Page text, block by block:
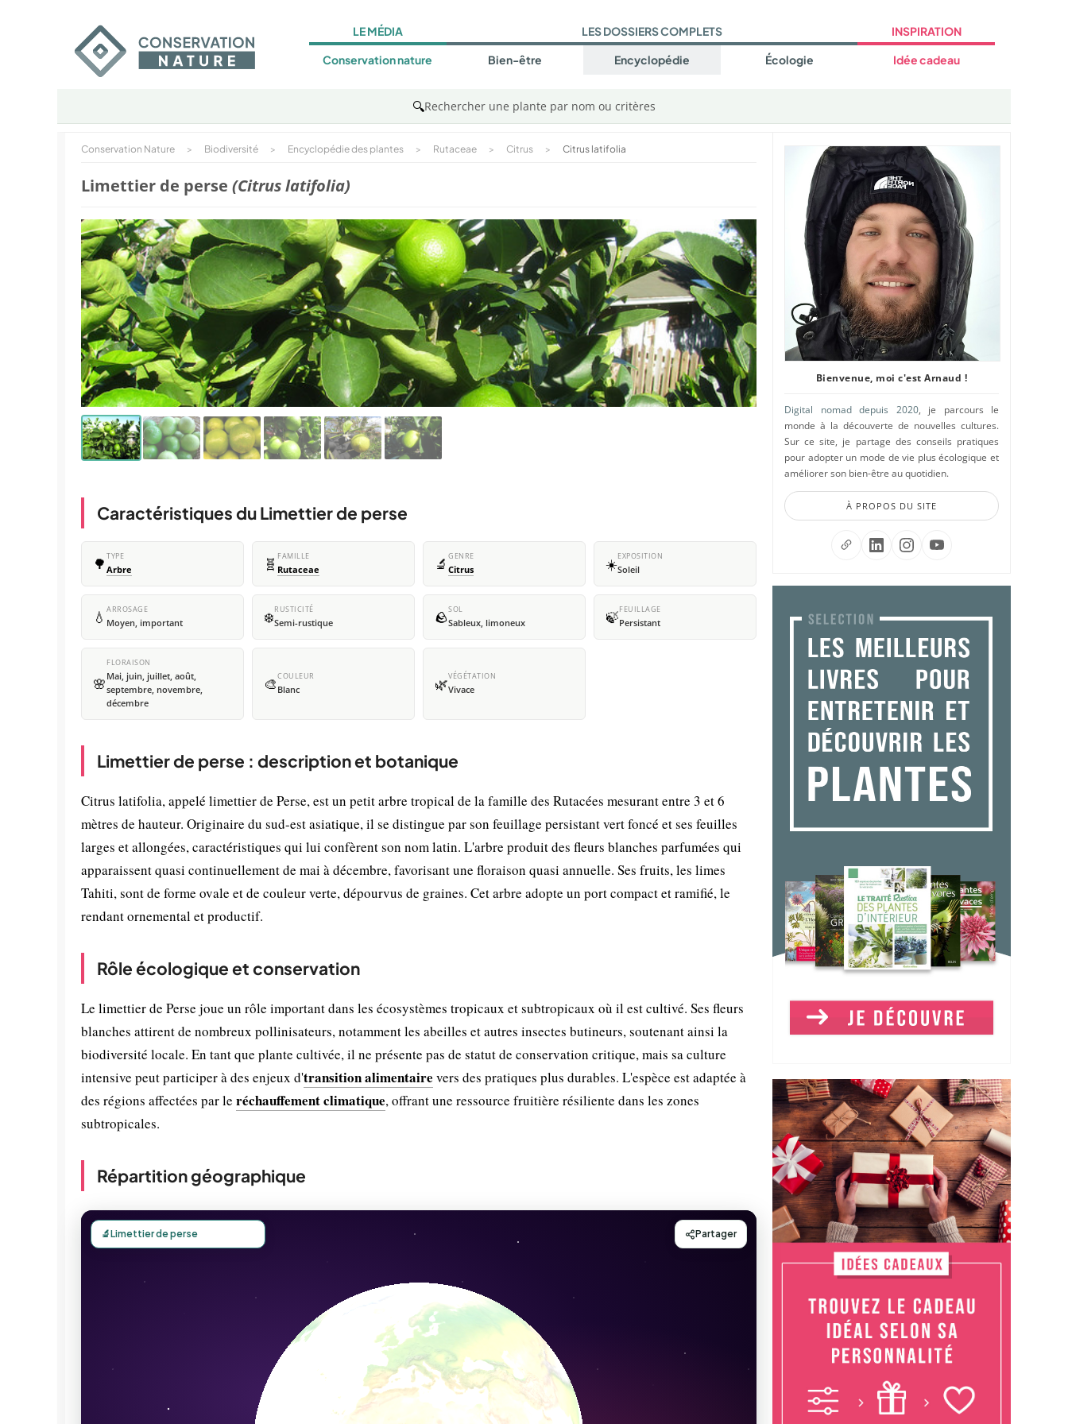
LE MÉDIA
Conservation nature
LES DOSSIERS COMPLETS
Bien-être Encyclopédie Écologie
INSPIRATION
Idée cadeau
🔍Rechercher une plante par nom ou critères
Conservation Nature > Biodiversité > Encyclopédie des plantes > Rutaceae > Citrus > Citrus latifolia
Limettier de perse (Citrus latifolia)
Caractéristiques du Limettier de perse
🌳 TYPE
Arbre 🧬 FAMILLE
Rutaceae 🔬 GENRE
Citrus ☀️EXPOSITION
Soleil
💧 ARROSAGE
Moyen, important ❄️RUSTICITÉ
Semi-rustique 🪨SOL
Sableux, limoneux 🍃FEUILLAGE
Persistant
🌸
FLORAISON
Mai, juin, juillet, août,
septembre, novembre,
décembre
🎨COULEUR
Blanc 🌿VÉGÉTATION
Vivace
Limettier de perse : description et botanique
Citrus latifolia, appelé limettier de Perse, est un petit arbre tropical de la famille des Rutacées mesurant entre 3 et 6
mètres de hauteur. Originaire du sud-est asiatique, il se distingue par son feuillage persistant vert foncé et ses feuilles
larges et allongées, caractéristiques qui lui confèrent son nom latin. L'arbre produit des fleurs blanches parfumées qui
apparaissent quasi continuellement de mai à décembre, favorisant une floraison quasi annuelle. Ses fruits, les limes
Tahiti, sont de forme ovale et de couleur verte, dépourvus de graines. Cet arbre adopte un port compact et ramifié, le
rendant ornemental et productif.
Rôle écologique et conservation
Le limettier de Perse joue un rôle important dans les écosystèmes tropicaux et subtropicaux où il est cultivé. Ses fleurs
blanches attirent de nombreux pollinisateurs, notamment les abeilles et autres insectes butineurs, soutenant ainsi la
biodiversité locale. En tant que plante cultivée, il ne présente pas de statut de conservation critique, mais sa culture
intensive peut participer à des enjeux d'transition alimentaire vers des pratiques plus durables. L'espèce est adaptée à
des régions affectées par le réchauffement climatique, offrant une ressource fruitière résiliente dans les zones
subtropicales.
Répartition géographique
Bienvenue, moi c'est Arnaud !
Digital nomad depuis 2020, je parcours le
monde à la découverte de nouvelles cultures.
Sur ce site, je partage des conseils pratiques
pour adopter un mode de vie plus écologique et
améliorer son bien-être au quotidien.
À PROPOS DU SITE